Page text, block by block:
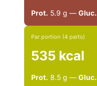
Prot. 5.9 g — Gluc.
Par portion (4 parts)
535 kcal
Prot. 8.5 g — Gluc.